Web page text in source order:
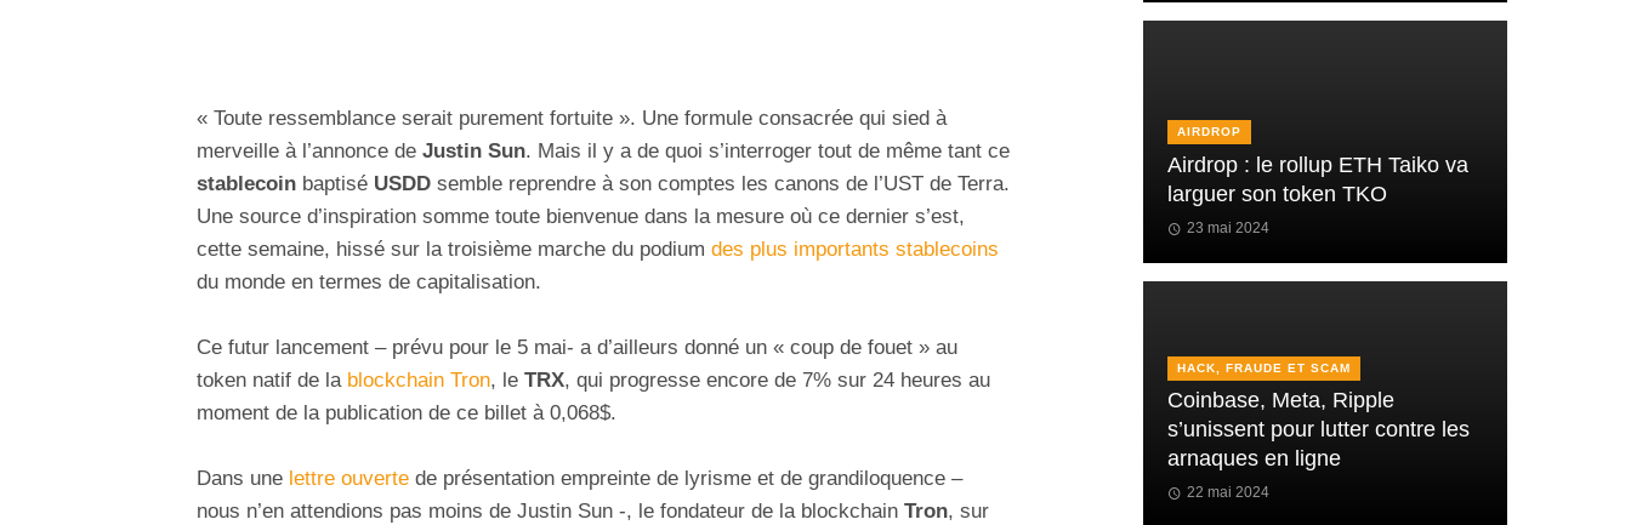
« Toute ressemblance serait purement fortuite ». Une formule consacrée qui sied à
merveille à l’annonce de Justin Sun. Mais il y a de quoi s’interroger tout de même tant ce
stablecoin baptisé USDD semble reprendre à son comptes les canons de l’UST de Terra.
Une source d’inspiration somme toute bienvenue dans la mesure où ce dernier s’est,
cette semaine, hissé sur la troisième marche du podium des plus importants stablecoins
du monde en termes de capitalisation.
Ce futur lancement – prévu pour le 5 mai- a d’ailleurs donné un « coup de fouet » au
token natif de la blockchain Tron, le TRX, qui progresse encore de 7% sur 24 heures au
moment de la publication de ce billet à 0,068$.
Dans une lettre ouverte de présentation empreinte de lyrisme et de grandiloquence –
nous n’en attendions pas moins de Justin Sun -, le fondateur de la blockchain Tron, sur
AIRDROP
Airdrop : le rollup ETH Taiko va
larguer son token TKO
23 mai 2024
HACK, FRAUDE ET SCAM
Coinbase, Meta, Ripple
s’unissent pour lutter contre les
arnaques en ligne
22 mai 2024